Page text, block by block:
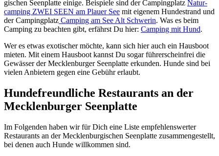
gi­schen Seen­plat­te eini­ge. Bei­spie­le sind der Cam­ping­platz Natur­
cam­ping ZWEI SEEN am Plau­er See mit eige­nem Hun­de­strand und
der Cam­ping­platz Cam­ping am See Alt Schwe­rin. Was es beim
Cam­ping zu beach­ten gibt, erfährst Du hier: Cam­ping mit Hund.
Wer es etwas exo­ti­scher möch­te, kann sich hier auch ein Haus­boot
mie­ten. Mit einem Haus­boot kannst Du sogar füh­rer­schein­frei die
Gewäs­ser der Meck­len­bur­ger Seen­plat­te erkun­den. Hun­de sind bei
vie­len Anbie­tern gegen eine Gebühr erlaubt.
Hun­de­freund­li­che Restau­rants an der
Meck­len­bur­ger Seen­plat­te
Im Fol­gen­den haben wir für Dich eine Lis­te emp­feh­lens­wer­ter
Restau­rants an der Meck­len­bur­gi­schen Seen­plat­te zusam­men­ge­stellt,
bei denen auch Hun­de will­kom­men sind.